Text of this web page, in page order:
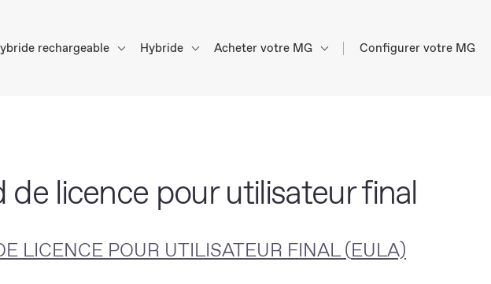
rechargeable Hybride Acheter votre MG Configurer votre MG
de licence pour utilisateur final
LICENCE POUR UTILISATEUR FINAL (EULA)